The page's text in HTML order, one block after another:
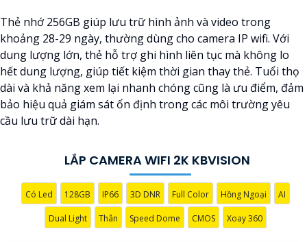
Trang bị cao cấp làm cho việc giám sát, quan sát trở nên dễ
dàng và chính xác hơn.
Thẻ nhớ 256GB giúp lưu trữ hình ảnh và video trong
khoảng 28-29 ngày, thường dùng cho camera IP wifi. Với
dung lượng lớn, thẻ hỗ trợ ghi hình liên tục mà không lo
hết dung lượng, giúp tiết kiệm thời gian thay thẻ. Tuổi thọ
dài và khả năng xem lại nhanh chóng cũng là ưu điểm, đảm
bảo hiệu quả giám sát ổn định trong các môi trường yêu
cầu lưu trữ dài hạn.
LẮP CAMERA WIFI 2K KBVISION
Có Led 128GB IP66 3D DNR Full Color Hồng Ngoại AI
Dual Light Thân Speed Dome CMOS Xoay 360